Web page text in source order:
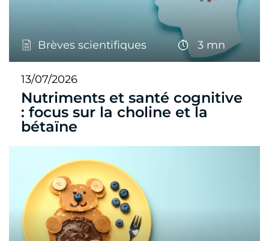
Brèves scientifiques 3 mn
13/07/2026
Nutriments et santé cognitive
: focus sur la choline et la
bétaïne